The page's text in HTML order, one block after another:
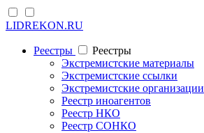
LIDREKON.RU
Реестры
Реестры
Экстремистские материалы
Экстремистские ссылки
Экстремистские организации
Реестр иноагентов
Реестр НКО
Реестр СОНКО